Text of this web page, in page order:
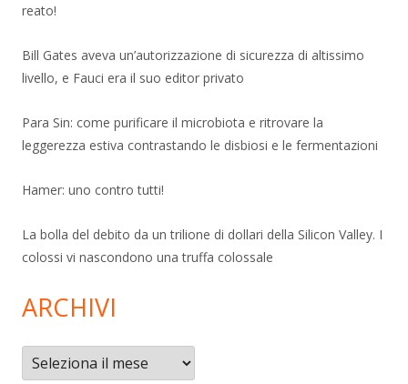
reato!
Bill Gates aveva un’autorizzazione di sicurezza di altissimo
livello, e Fauci era il suo editor privato
Para Sin: come purificare il microbiota e ritrovare la
leggerezza estiva contrastando le disbiosi e le fermentazioni
Hamer: uno contro tutti!
La bolla del debito da un trilione di dollari della Silicon Valley. I
colossi vi nascondono una truffa colossale
ARCHIVI
Archivi